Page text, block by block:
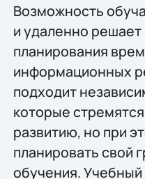
Возможность
и удаленно
планирования
информационных
подходит
которые
развитию, но при
планировать свой
обучения.